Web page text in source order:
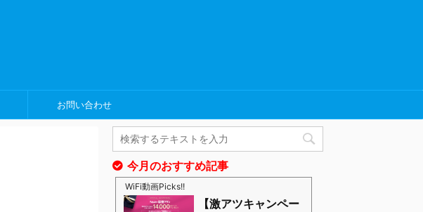
お問い合わせ
今月のおすすめ記事
WiFi動画Picks!!
【激アツキャンペー